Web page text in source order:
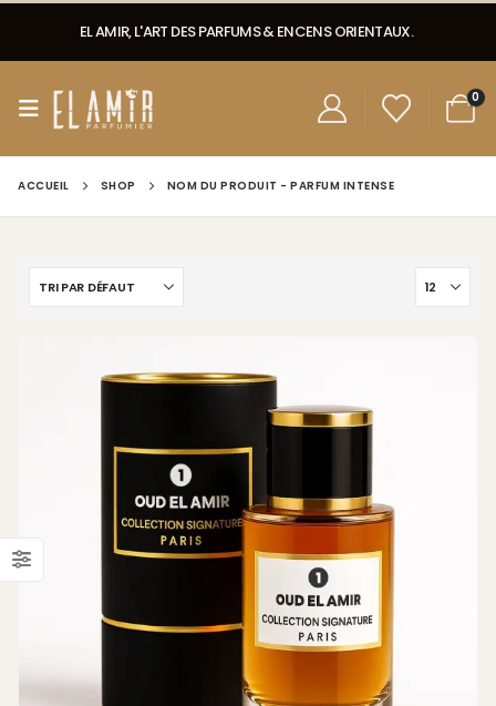
EL AMIR, L'ART DES PARFUMS & ENCENS ORIENTAUX.
0
ACCUEIL SHOP NOM DU PRODUIT - PARFUM INTENSE